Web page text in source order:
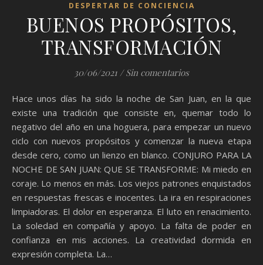
DESPERTAR DE CONCIENCIA
BUENOS PROPÓSITOS,
TRANSFORMACIÓN
30/06/2021 / Sin comentarios
Hace unos días ha sido la noche de San Juan, en la que
existe una tradición que consiste en, quemar todo lo
negativo del año en una hoguera, para empezar un nuevo
ciclo con nuevos propósitos y comenzar la nueva etapa
desde cero, como un lienzo en blanco. CONJURO PARA LA
NOCHE DE SAN JUAN: QUE SE TRANSFORME: Mi miedo en
coraje. Lo menos en más. Los viejos patrones enquistados
en respuestas frescas e inocentes. La ira en respiraciones
limpiadoras. El dolor en esperanza. El luto en renacimiento.
La soledad en compañía y apoyo. La falta de poder en
confianza en mis acciones. La creatividad dormida en
expresión completa. La…